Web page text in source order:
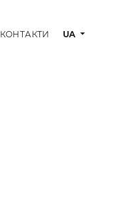
КОНТАКТИ UA